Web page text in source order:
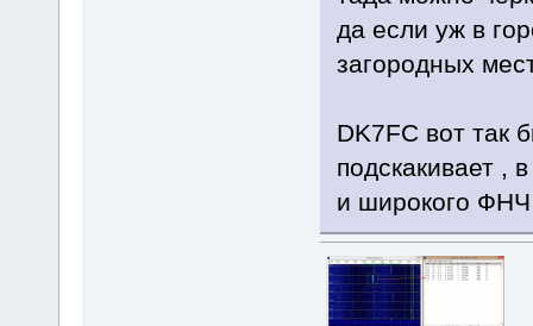
да если уж в
загородных
DK7FC вот так
подскакивает
и широкого ФНЧ